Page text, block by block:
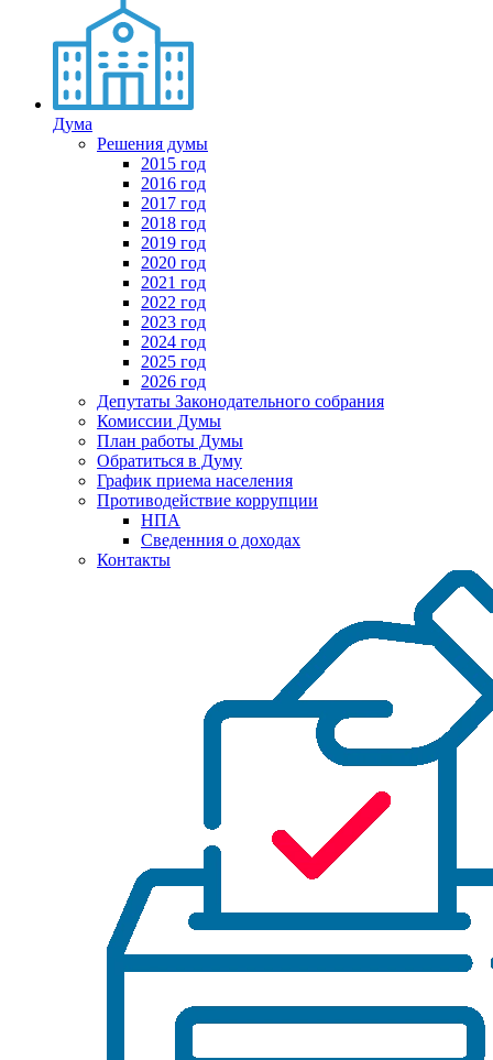
Дума
Решения думы
2015 год
2016 год
2017 год
2018 год
2019 год
2020 год
2021 год
2022 год
2023 год
2024 год
2025 год
2026 год
Депутаты Законодательного собрания
Комиссии Думы
План работы Думы
Обратиться в Думу
График приема населения
Противодействие коррупции
НПА
Сведенния о доходах
Контакты